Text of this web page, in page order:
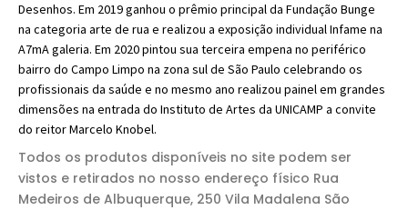
Desenhos. Em 2019 ganhou o prêmio principal da Fundação Bunge
na categoria arte de rua e realizou a exposição individual Infame na
A7mA galeria. Em 2020 pintou sua terceira empena no periférico
bairro do Campo Limpo na zona sul de São Paulo celebrando os
profissionais da saúde e no mesmo ano realizou painel em grandes
dimensões na entrada do Instituto de Artes da UNICAMP a convite
do reitor Marcelo Knobel.
Todos os produtos disponíveis no site podem ser
vistos e retirados no nosso endereço físico Rua
Medeiros de Albuquerque, 250 Vila Madalena São